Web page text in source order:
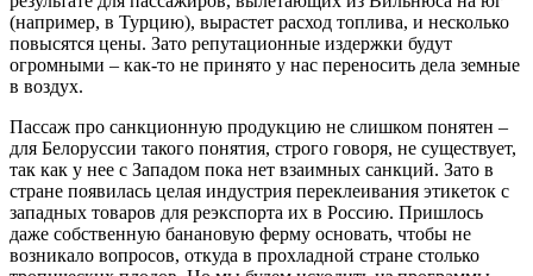
(например, в Турцию), вырастет расход топлива, и несколько
повысятся цены. Зато репутационные издержки будут
огромными – как-то не принято у нас переносить дела земные
в воздух.
Пассаж про санкционную продукцию не слишком понятен –
для Белоруссии такого понятия, строго говоря, не существует,
так как у нее с Западом пока нет взаимных санкций. Зато в
стране появилась целая индустрия переклеивания этикеток с
западных товаров для реэкспорта их в Россию. Пришлось
даже собственную банановую ферму основать, чтобы не
возникало вопросов, откуда в прохладной стране столько